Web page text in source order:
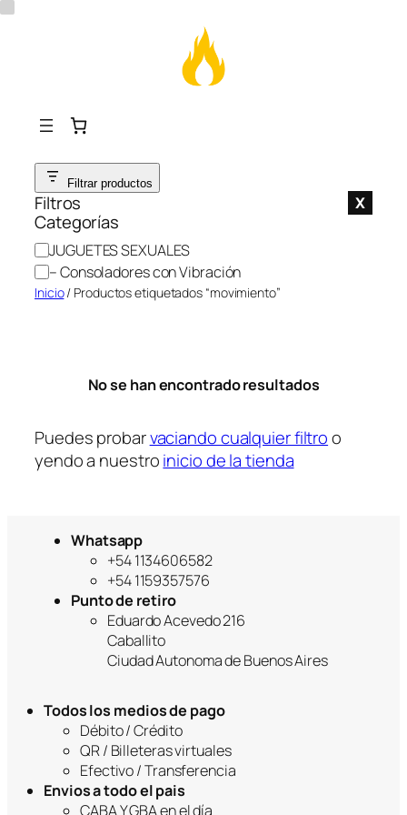
Saltar
contenido
Filtrar productos
Filtros X
Categorías
C
a
t
JUGUETES SEXUALES
– Consoladores con Vibración
Inicio/ Productos etiquetados “movimiento”
No se han encontrado resultados
Puedes probarvaciando cualquier filtroo
yendo a nuestroinicio de la tienda
Whatsapp
+54 1134606582
+54 1159357576
Punto de retiro
Eduardo Acevedo 216
Caballito
Ciudad Autonoma de Buenos Aires
Todos los medios de pago
Débito / Crédito
QR / Billeteras virtuales
Efectivo / Transferencia
Envios a todo el pais
CABA Y GBA en el día